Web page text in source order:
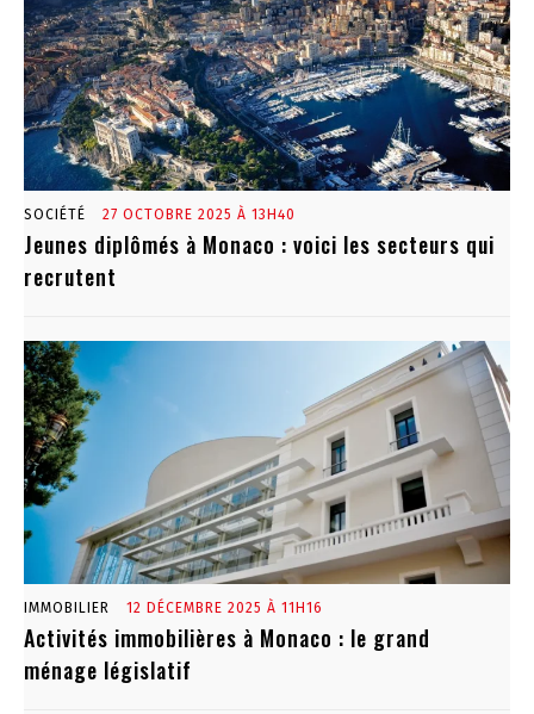
SOCIÉTÉ 27 OCTOBRE 2025 À 13H40
Jeunes diplômés à Monaco : voici les secteurs qui
recrutent
IMMOBILIER 12 DÉCEMBRE 2025 À 11H16
Activités immobilières à Monaco : le grand
ménage législatif